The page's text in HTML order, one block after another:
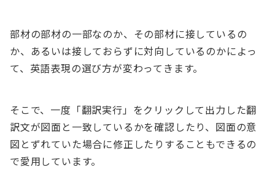
部材の部材の一部なのか、その部材に接しているの
か、あるいは接しておらずに対向しているのかによっ
て、英語表現の選び方が変わってきます。
そこで、一度「翻訳実行」をクリックして出力した翻
訳文が図面と一致しているかを確認したり、図面の意
図とずれていた場合に修正したりすることもできるの
で愛用しています。